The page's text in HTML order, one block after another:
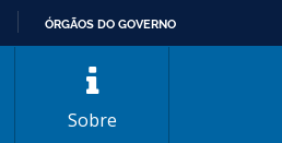
ÓRGÃOS DO GOVERNO
Sobre